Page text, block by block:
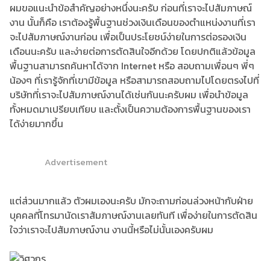
ผมขอแนะนำข้อสำคัญอย่างหนึ่งนะครับ ก่อนที่เราจะไปสัมภาษณ์
งาน นั้นก็คือ เราต้องรู้พื้นฐานช่วงเงินเดือนของตำแหน่งงานที่เรา
จะไปสัมภาษณ์งานก่อน เพื่อเป็นประโยชน์ง่ายในการต่อรองเงิน
เดือนนะครับ และง่ายต่อการตัดสินใจอีกด้วย โดยปกติแล้วข้อมูล
พื้นฐานสามารถค้นหาได้จาก Internet หรือ สอบถามเพื่อนๆ พี่ๆ
น้องๆ ที่เรารู้จักที่เขามีข้อมูล หรือสามารถสอบถามไปโดยตรงไปที่
บริษัทที่เราจะไปสัมภาษณ์งานได้เช่นกันนะครับผม เพื่อนำข้อมูล
ทั้งหมดมาเปรียบเทียบ และตั้งเป็นความต้องการพื้นฐานของเรา
ได้ง่ายมากขึ้น
Advertisement
แต่ส่วนมากแล้ว ตัวผมเองนะครับ มักจะถามก่อนล่วงหน้ากับฝ่าย
บุคคลที่โทรมานัดเราสัมภาษณ์งานเลยทันที เพื่อง่ายในการตัดสิน
ใจว่าเราจะไปสัมภาษณ์งาน งานนี้หรือไม่นั้นเองครับผม